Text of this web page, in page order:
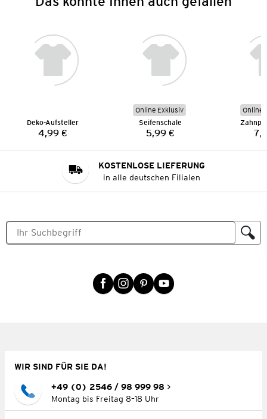
Deko-Aufsteller
Preis:
4,99 €
Online Exklusiv
Seifenschale
Preis:
5,99 €
Online
KOSTENLOSE LIEFERUNG
in alle deutschen Filialen
WIR SIND FÜR SIE DA!
+49 (0) 2546 / 98 999 98
Montag bis Freitag 8–18 Uhr